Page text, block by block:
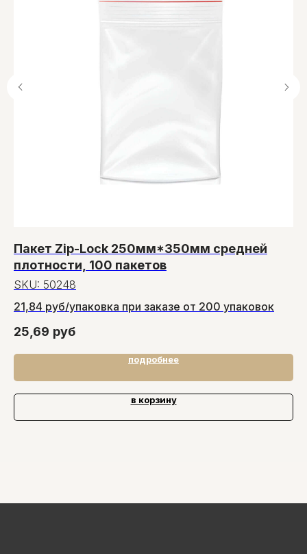
Пакет Zip-Lock 250мм*350мм средней
плотности, 100 пакетов
SKU: 50248
21,84 руб/упаковка при заказе от 200 упаковок
25,69 руб
подробнее
в корзину